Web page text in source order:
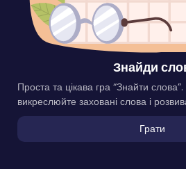
Знайди
Проста та цікава гра “Знайти
викреслюйте заховані слова і
Грати